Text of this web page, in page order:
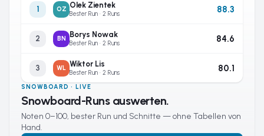
1 OZ Olek Zientek
Bester Run · 2 Runs 88.3
2 BN Borys Nowak
Bester Run · 2 Runs 84.6
3 WL Wiktor Lis
Bester Run · 2 Runs 80.1
SNOWBOARD · LIVE
Snowboard-Runs auswerten.
Noten 0–100, bester Run und Schnitte — ohne Tabellen von
Hand.